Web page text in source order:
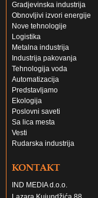
Gradjevinska industrija
Obnovljivi izvori energije
Nove tehnologije
Logistika
Metalna industrija
Industrija pakovanja
Tehnologija voda
Automatizacija
Predstavljamo
Ekologija
Poslovni saveti
Sa lica mesta
Vesti
Rudarska industrija
KONTAKT
IND MEDIA d.o.o.